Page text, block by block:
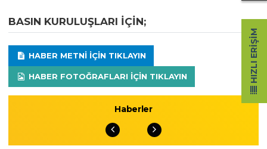
BASIN KURULUŞLARI IÇIN;
HABER METNI IÇIN TIKLAYIN
HABER FOTOĞRAFLARI IÇIN TIKLAYIN
Haberler
HIZLI ERIŞIM